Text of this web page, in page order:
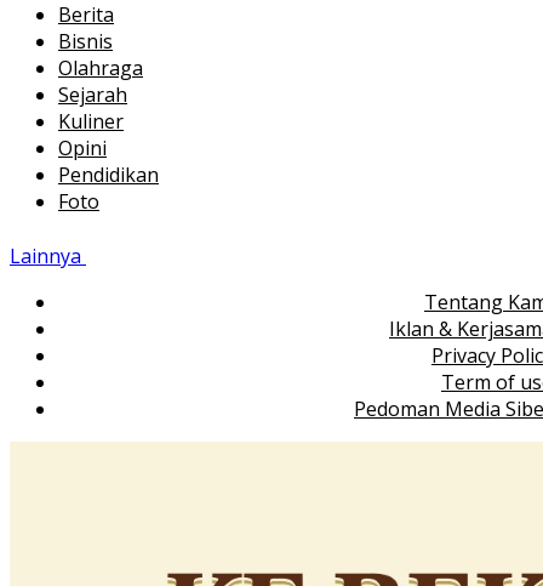
Berita
Bisnis
Olahraga
Sejarah
Kuliner
Opini
Pendidikan
Foto
Lainnya
Tentang
Iklan &
Privacy
Term of
Pedoman Media